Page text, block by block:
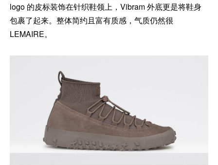
logo 的皮标装饰在针织鞋领上，Vibram 外底更是将鞋身
包裹了起来。整体简约且富有质感，气质仍然很
LEMAIRE。